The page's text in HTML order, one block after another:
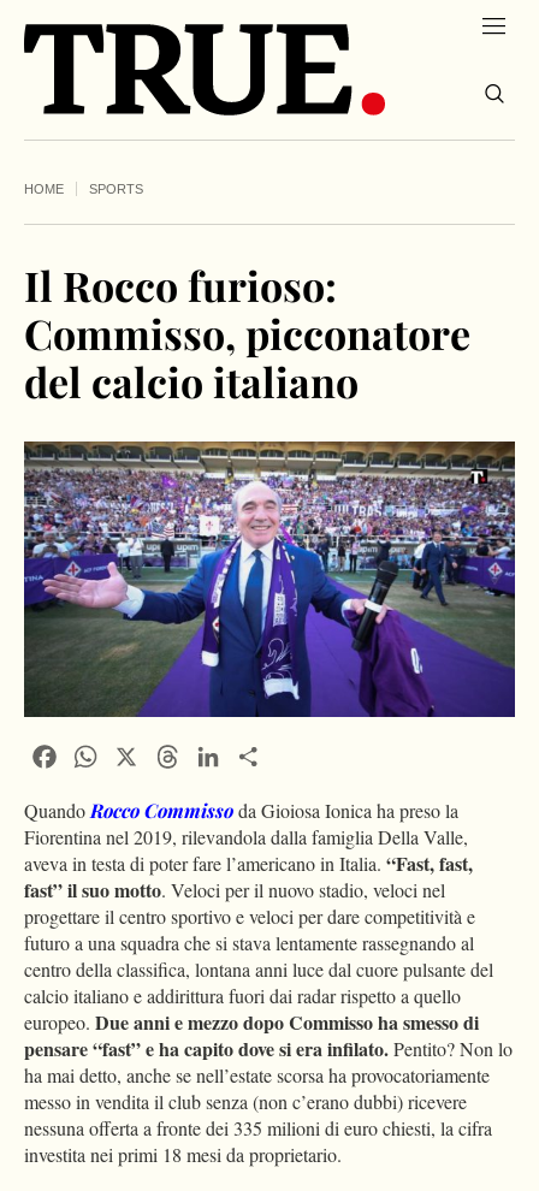
HOME SPORTS
Il Rocco furioso:
Commisso, picconatore
del calcio italiano
FacebookWhatsApp ThreadsLinkedIn
QuandoRocco Commissoda Gioiosa Ionica ha preso la
Fiorentina nel 2019, rilevandola dalla famiglia Della Valle,
aveva in testa di poter fare l’americano in Italia. “Fast, fast,
fast” il suo motto. Veloci per il nuovo stadio, veloci nel
progettare il centro sportivo e veloci per dare competitività e
futuro a una squadra che si stava lentamente rassegnando al
centro della classifica, lontana anni luce dal cuore pulsante del
calcio italiano e addirittura fuori dai radar rispetto a quello
europeo. Due anni e mezzo dopo Commisso ha smesso di
pensare “fast” e ha capito dove si era infilato.Pentito? Non lo
ha mai detto, anche se nell’estate scorsa ha provocatoriamente
messo in vendita il club senza (non c’erano dubbi) ricevere
nessuna offerta a fronte dei 335 milioni di euro chiesti, la cifra
investita nei primi 18 mesi da proprietario.